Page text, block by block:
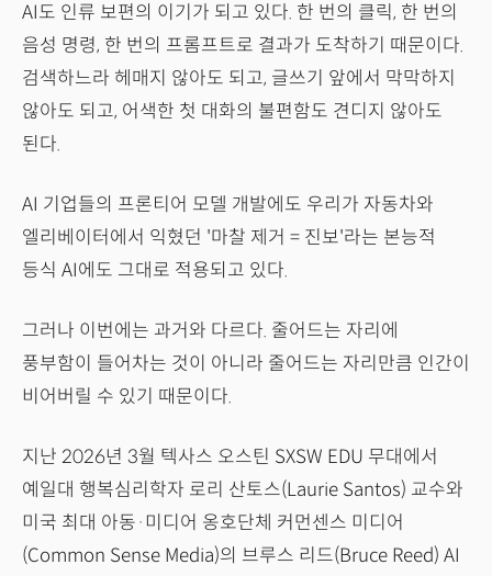
AI도 인류 보편의 이기가 되고 있다. 한 번의 클릭, 한 번의
음성 명령, 한 번의 프롬프트로 결과가 도착하기 때문이다.
검색하느라 헤매지 않아도 되고, 글쓰기 앞에서 막막하지
않아도 되고, 어색한 첫 대화의 불편함도 견디지 않아도
된다.
AI 기업들의 프론티어 모델 개발에도 우리가 자동차와
엘리베이터에서 익혔던 '마찰 제거 = 진보'라는 본능적
등식 AI에도 그대로 적용되고 있다.
그러나 이번에는 과거와 다르다. 줄어드는 자리에
풍부함이 들어차는 것이 아니라 줄어드는 자리만큼 인간이
비어버릴 수 있기 때문이다.
지난 2026년 3월 텍사스 오스틴 SXSW EDU 무대에서
예일대 행복심리학자 로리 산토스(Laurie Santos) 교수와
미국 최대 아동·미디어 옹호단체 커먼센스 미디어
(Common Sense Media)의 브루스 리드(Bruce Reed) AI